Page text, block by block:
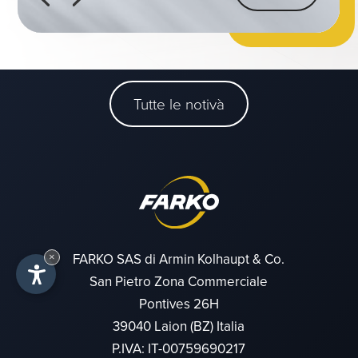
Tutte le notivà
FARKO SAS di Armin Kolhaupt & Co.
San Pietro Zona Commerciale
Pontives 26H
39040 Laion (BZ) Italia
P.IVA: IT-00759690217
×